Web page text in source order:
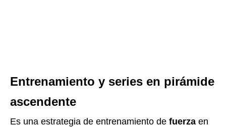
Entrenamiento y series en pirámide
ascendente
Es una estrategia de entrenamiento de fuerza en